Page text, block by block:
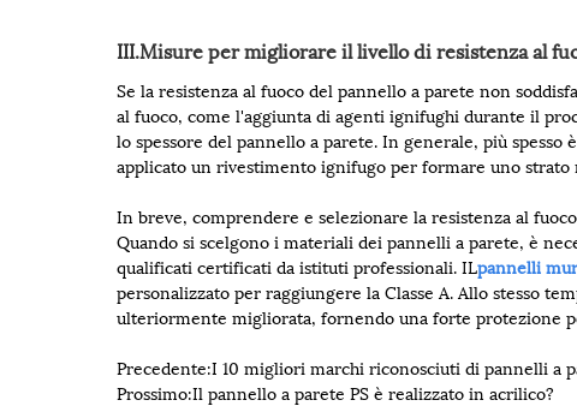
III.Misure per migliorare il livello di resistenza al
Se la resistenza al fuoco del pannello a parete non
al fuoco, come l'aggiunta di agenti ignifughi durante il
lo spessore del pannello a parete. In generale, più
applicato un rivestimento ignifugo per formare uno
In breve, comprendere e selezionare la resistenza al
Quando si scelgono i materiali dei pannelli a parete, è
qualificati certificati da istituti professionali. ILpannelli
personalizzato per raggiungere la Classe A. Allo stesso
ulteriormente migliorata, fornendo una forte protezione
Precedente:I 10 migliori marchi riconosciuti di pannelli a
Prossimo:Il pannello a parete PS è realizzato in acrilico?